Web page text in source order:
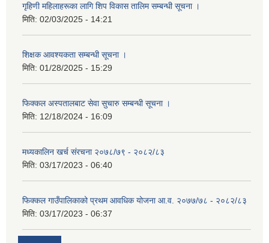
गृहिणी महिलाहरूका लागि शिप विकास तालिम सम्बन्धी सूचना ‌।
मिति: 02/03/2025 - 14:21
शिक्षक आवश्यकता सम्बन्धी सूचना ।
मिति: 01/28/2025 - 15:29
फिक्कल अस्पतालबाट सेवा सुचारु सम्बन्धी सूचना ।
मिति: 12/18/2024 - 16:09
मध्यकालिन खर्च संरचना २०७८/७९ - २०८२/८३
मिति: 03/17/2023 - 06:40
फिक्कल गाउँपालिकाको प्रथम आवधिक योजना आ.व. २०७७/७८ - २०८२/८३
मिति: 03/17/2023 - 06:37